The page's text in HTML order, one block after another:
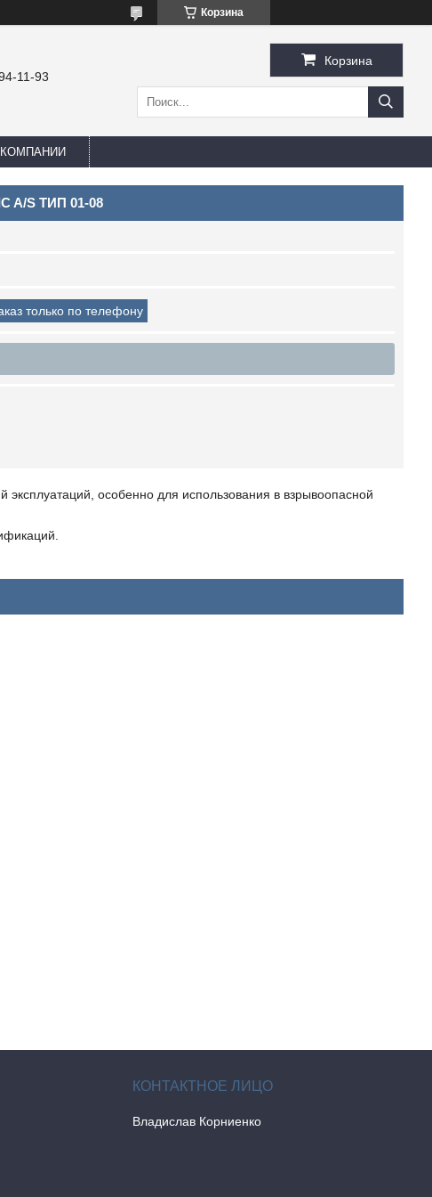
Корзина
11-93
Корзина
A/S ТИП 01-08
только по телефону
особенно для использования в взрывоопасной
Владислав Корниенко